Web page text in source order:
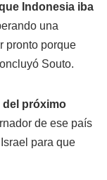
Indonesia iba
una
pronto porque
Souto.
del próximo
de ese país
para que